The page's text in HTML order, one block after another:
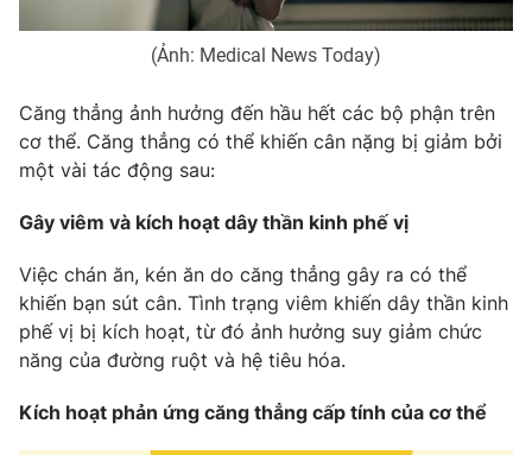
Sao
Chất lượng cuộc sống
Giáo dục
Học trực tuyến
Công nghệ
Hitech Công nghệ tương lai
Tư vấn
Giao lưu trực tuyến
Lịch phát sóng
Chuyên mục khác
Emagazine Podcast
(Ảnh: Medical News Today)
Căng thẳng ảnh hưởng đến hầu hết các bộ phận trên
cơ thể. Căng thẳng có thể khiến cân nặng bị giảm bởi
một vài tác động sau:
Gây viêm và kích hoạt dây thần kinh phế vị
Việc chán ăn, kén ăn do căng thẳng gây ra có thể
khiến bạn sút cân. Tình trạng viêm khiến dây thần kinh
phế vị bị kích hoạt, từ đó ảnh hưởng suy giảm chức
năng của đường ruột và hệ tiêu hóa.
Kích hoạt phản ứng căng thẳng cấp tính của cơ thể